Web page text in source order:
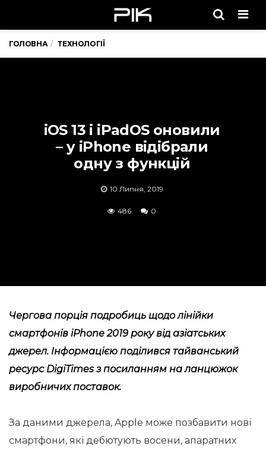
ГОЛОВНА ТЕХНОЛОГІЇ
iOS 13 і iPadOS оновили
– у iPhone відібрали
одну з функцій
10 Липня, 2019
486 0
Чергова порція подробиць щодо лінійки
смартфонів iPhone 2019 року від азіатських
джерел. Інформацією поділився тайванський
ресурс DigiTimes з посиланням на ланцюжок
виробничих поставок.
За даними джерела, Apple може позбавити нові
смартфони, які дебютують восени, апаратних